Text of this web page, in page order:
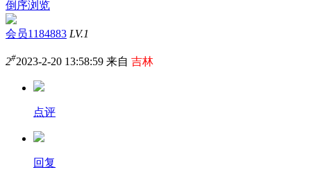
倒序浏览
会员1184883 LV.1
2#2023-2-20 13:58:59 来自 吉林
点评
回复